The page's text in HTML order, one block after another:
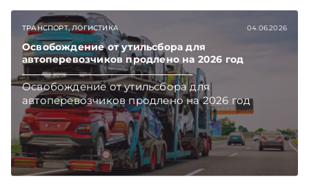
ТРАНСПОРТ, ЛОГИСТИКА 04.06.2026
Освобождение от утильсбора для
автоперевозчиков продлено на 2026 год
Освобождение от утильсбора для
автоперевозчиков продлено на 2026 год